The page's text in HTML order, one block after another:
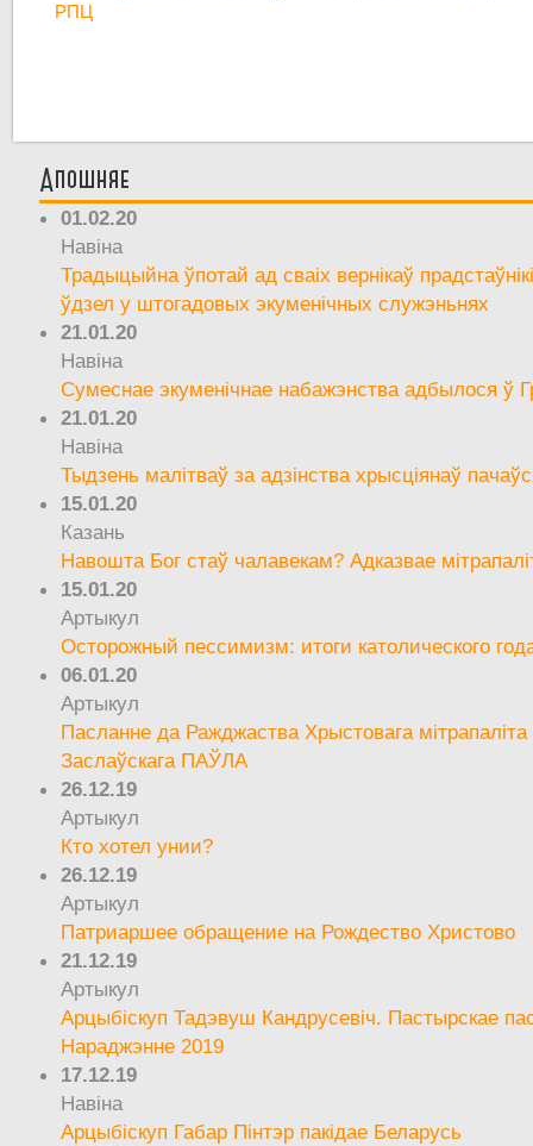
РПЦ
Апошняе
01.02.20
Навіна
Традыцыйна ўпотай ад сваіх вернікаў
ўдзел у штогадовых экуменічных служэньнях
21.01.20
Навіна
Сумеснае экуменічнае набажэнства адбылося ў
21.01.20
Навіна
Тыдзень малітваў за адзінства хрысціянаў
15.01.20
Казань
Навошта Бог стаў чалавекам? Адказвае
15.01.20
Артыкул
Осторожный пессимизм: итоги католического
06.01.20
Артыкул
Пасланне да Ражджаства Хрыстовага мітрапаліта
Заслаўскага ПАЎЛА
26.12.19
Артыкул
Кто хотел унии?
26.12.19
Артыкул
Патриаршее обращение на Рождество Христово
21.12.19
Артыкул
Арцыбіскуп Тадэвуш Кандрусевіч. Пастырскае
Нараджэнне 2019
17.12.19
Навіна
Арцыбіскуп Габар Пінтэр пакідае Беларусь